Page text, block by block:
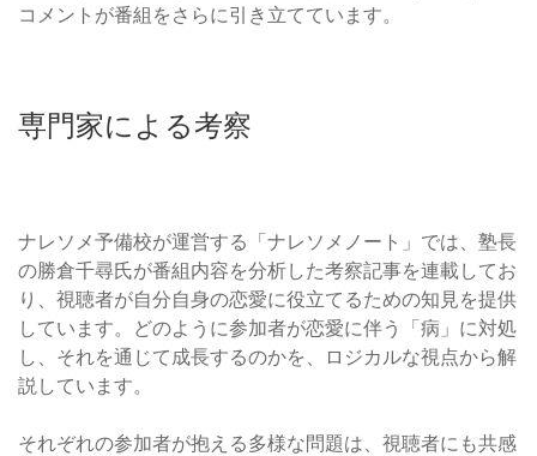
コメントが番組をさらに引き立てています。
専門家による考察
ナレソメ予備校が運営する「ナレソメノート」では、塾長
の勝倉千尋氏が番組内容を分析した考察記事を連載してお
り、視聴者が自分自身の恋愛に役立てるための知見を提供
しています。どのように参加者が恋愛に伴う「病」に対処
し、それを通じて成長するのかを、ロジカルな視点から解
説しています。
それぞれの参加者が抱える多様な問題は、視聴者にも共感